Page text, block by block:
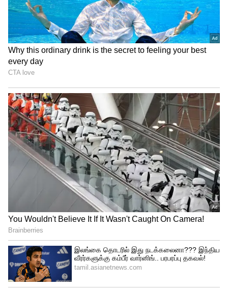
மற்றும் ரவீனா இருவரும் பல
வருடங்களாகவே நல்ல நண்பர்கள் என
தெரிவிதித்தார். இதை தொடர்ந்து மணி -
ரவீனா இருவரும் பிக்பாஸ் வீட்டில் நட்பை
தாண்டி, காதலர்கள் போல் சுற்றி வந்தது...
பலருக்கு சந்தேகத்தை ஏற்படுத்தியது.
4
7